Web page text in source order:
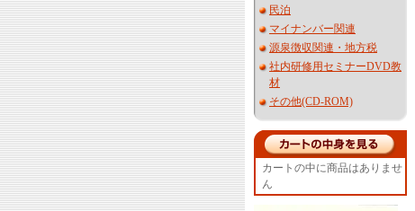
民泊
マイナンバー関連
源泉徴収関連・地方税
社内研修用セミナーDVD教
材
その他(CD-ROM)
カートの中に商品はありませ
ん